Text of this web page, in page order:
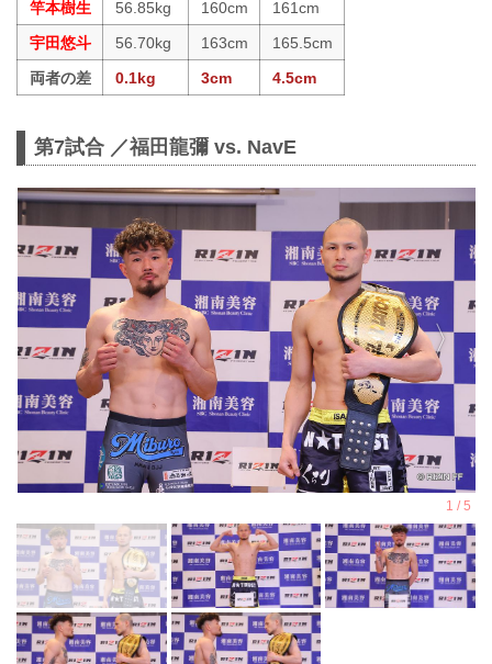
竿本樹生
56.85kg 160cm
161cm
宇田悠斗
56.70kg 163cm
165.5cm
両者の差
0.1kg 3cm 4.5cm
第7試合 ／福田龍彌 vs. NavE